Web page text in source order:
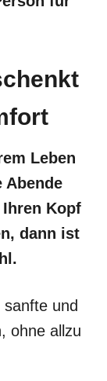
Leben
Abende
Kopf
dann ist
und
ohne allzu